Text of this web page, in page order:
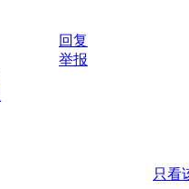
回复
举报
只看